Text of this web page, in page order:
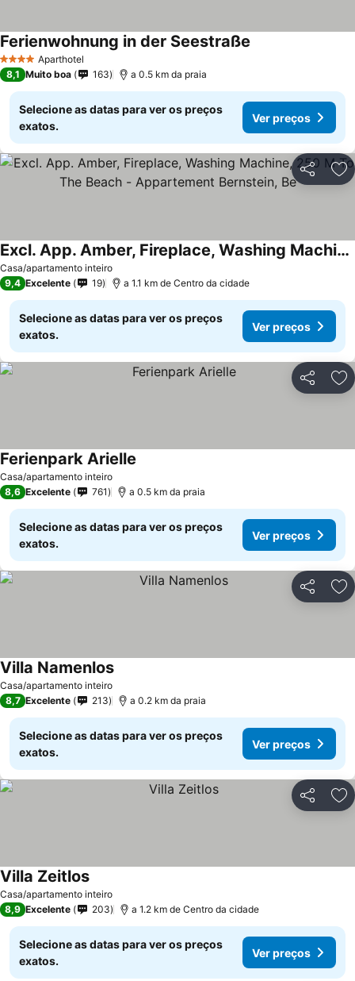
4 EstrelasAparthotel
Ferienwohnung in der Seestraße
8,1 Muito boa 163 a 0.5 km da praia
Selecione as datas para ver os preços
exatos.
Ver preços
Partilhar
Casa/apartamento inteiro
Excl. App. Amber, Fireplace, Washing Machine, 250 M To The Beach - Appartement Bernstein, Be
9,4 Excelente 19 a 1.1 km de Centro da cidade
Selecione as datas para ver os preços
exatos.
Ver preços
Partilhar
Casa/apartamento inteiro
Ferienpark Arielle
8,6 Excelente 761 a 0.5 km da praia
Selecione as datas para ver os preços
exatos.
Ver preços
Partilhar
Casa/apartamento inteiro
Villa Namenlos
8,7 Excelente 213 a 0.2 km da praia
Selecione as datas para ver os preços
exatos.
Ver preços
Partilhar
Casa/apartamento inteiro
Villa Zeitlos
8,9 Excelente 203 a 1.2 km de Centro da cidade
Selecione as datas para ver os preços
exatos.
Ver preços